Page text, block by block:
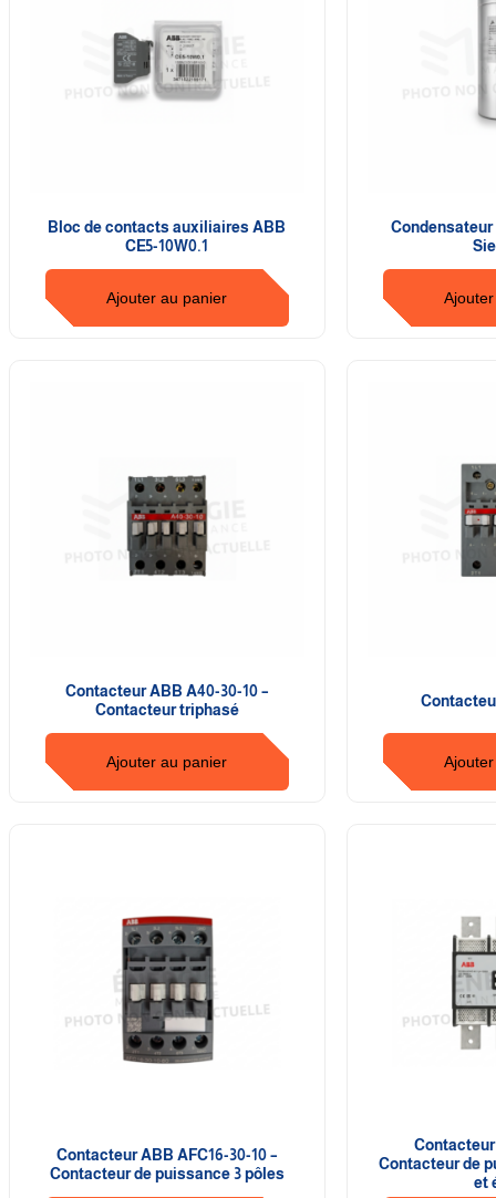
Bloc de contacts auxiliaires ABB
CE5-10W0.1
Ajouter au panier
Condensateur
Contacteur ABB A40-30-10 –
Contacteur triphasé
Ajouter au panier
Contacteur ABB AFC16-30-10 –
Contacteur de puissance 3 pôles
Contacteur
Contacteur de
et